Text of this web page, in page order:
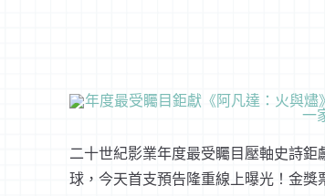
二十世紀影業年度最受矚目壓軸史詩
球，今天首支預告隆重線上曝光！金